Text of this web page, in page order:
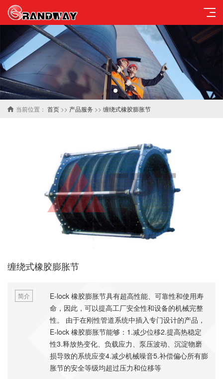
当前位置： 首页 >> 产品服务 >> 缠绕式橡胶膨胀节
缠绕式橡胶膨胀节
简介
E-lock 橡胶膨胀节具有超高性能、可靠性和使用寿
命，因此，可以提高工厂安全性和设备的机械完整
性。 由于在刚性管道系统中插入专门设计的产品，
E-lock 橡胶膨胀节能够：1.减少位移2.提高热稳定
性3.释放热变化、负载应力、泵压波动、沉淀物磨
损导致的系统应变4.减少机械噪音5.补偿偏心所有膨
胀节的安全等级均超过压力和位移等